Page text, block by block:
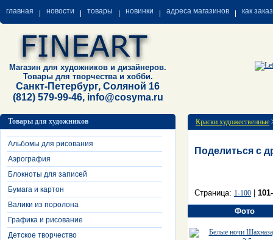
главная новости товары новинки адреса магазинов как
Магазин для художников и дизайнеров.
Товары для творчества и хобби.
Санкт-Петербург, Соляной 16
(812) 579-99-46, info@cosyma.ru
Товары для художников
Альбомы для рисования
Аэрография
Блокноты для записей
Бумага и картон
Валики из поролона
Графика и рисование
Детское творчество
Краски художественные
Поделиться с
Страница: 1-100
Фото